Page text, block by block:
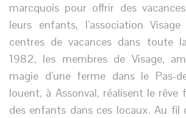
marcquois pour offrir des
leurs enfants, l’association
centres de vacances dans toute
1982, les membres de Visage,
magie d’une ferme dans le Pas-
louent, à Assonval, réalisent le rêve
des enfants dans ces locaux. Au fil